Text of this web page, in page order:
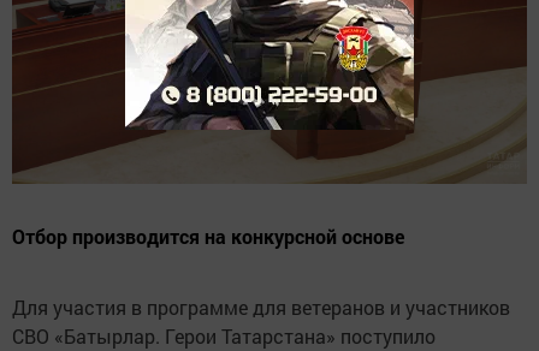
Отбор производится на конкурсной основе
Для участия в программе для ветеранов и участников
СВО «Батырлар. Герои Татарстана» поступило